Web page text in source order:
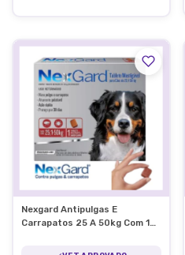
Nexgard Antipulgas E
Carrapatos 25 A 50kg Com 1